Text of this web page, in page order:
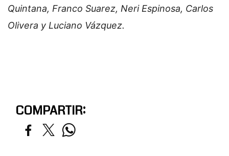
Quintana, Franco Suarez, Neri Espinosa, Carlos
Olivera y Luciano Vázquez.
COMPARTIR: